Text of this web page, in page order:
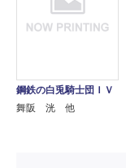
鋼鉄の白兎騎士団ＩＶ
舞阪 洸 他